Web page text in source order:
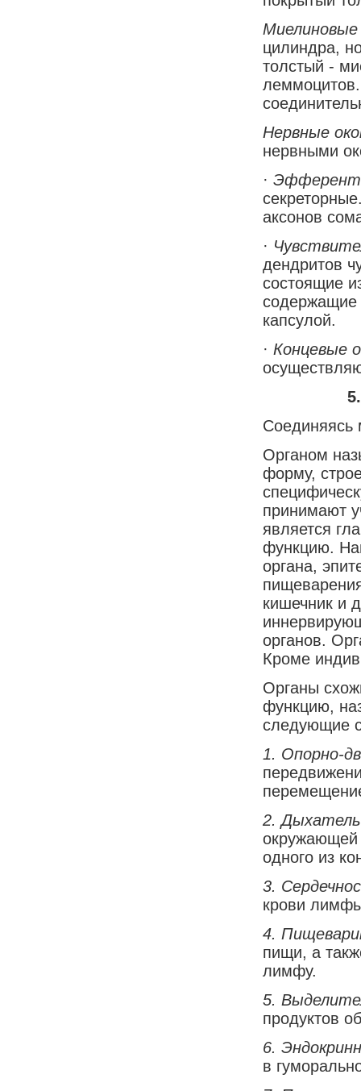
Миелиновые
цилиндра,
толстый -
Нервные
нервными
·
аксонов
·
дендритов
состоящие
содержащие
капсулой.
· Концевые
Соединяясь
Органом
форму,
принимают
является
функцию.
органа,
кишечник и
органов.
Кроме
Органы
функцию,
следующие
1. Опорно-
2.
окружающей
одного из
3.
крови
4.
пищи, а
лимфу.
5.
продуктов
6. Эндокрин
в